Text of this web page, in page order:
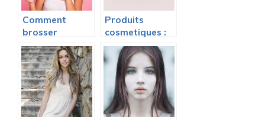
Comment
brosser
correctement
les cheveux
afro ?
Produits
cosmetiques :
astuces
d’utilisation